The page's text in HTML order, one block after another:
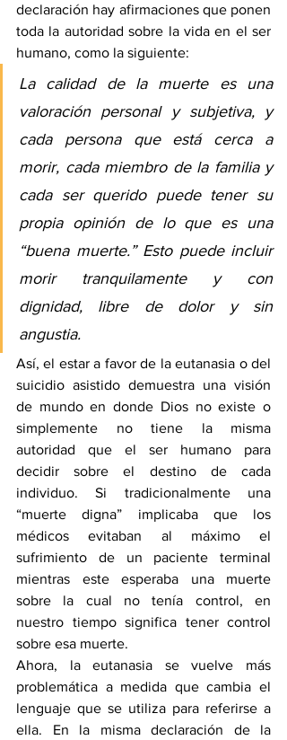
declaración hay afirmaciones que ponen
toda la autoridad sobre la vida en el ser
humano, como la siguiente:
La calidad de la muerte es una
valoración personal y subjetiva, y
cada persona que está cerca a
morir, cada miembro de la familia y
cada ser querido puede tener su
propia opinión de lo que es una
“buena muerte.” Esto puede incluir
morir tranquilamente y con
dignidad, libre de dolor y sin
angustia.
Así, el estar a favor de la eutanasia o del
suicidio asistido demuestra una visión
de mundo en donde Dios no existe o
simplemente no tiene la misma
autoridad que el ser humano para
decidir sobre el destino de cada
individuo. Si tradicionalmente una
“muerte digna” implicaba que los
médicos evitaban al máximo el
sufrimiento de un paciente terminal
mientras este esperaba una muerte
sobre la cual no tenía control, en
nuestro tiempo significa tener control
sobre esa muerte.
Ahora, la eutanasia se vuelve más
problemática a medida que cambia el
lenguaje que se utiliza para referirse a
ella. En la misma declaración de la